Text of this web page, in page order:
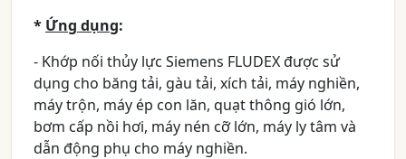
* Ứng dụng:
- Khớp nối thủy lực Siemens FLUDEX được sử
dụng cho băng tải, gàu tải, xích tải, máy nghiền,
máy trộn, máy ép con lăn, quạt thông gió lớn,
bơm cấp nồi hơi, máy nén cỡ lớn, máy ly tâm và
dẫn động phụ cho máy nghiền.